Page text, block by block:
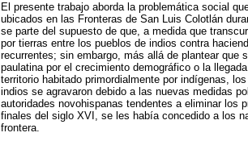
El presente trabajo aborda la problemática social
ubicados en las Fronteras de San Luis Colotlán
se parte del supuesto de que, a medida que
por tierras entre los pueblos de indios contra
recurrentes; sin embargo, más allá de plantear que
paulatina por el crecimiento demográfico o la
territorio habitado primordialmente por indígenas,
indios se agravaron debido a las nuevas medidas
autoridades novohispanas tendentes a eliminar los
finales del siglo XVI, se les había concedido a los
frontera.